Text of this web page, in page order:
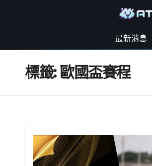
最新消息
標籤:歐國盃賽程